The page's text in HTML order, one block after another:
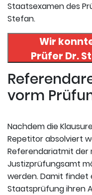
Staatsexamen des
Stefan.
Wir
Prüfer Dr.
uneserer
vorm
Nachdem die
Repetitor absolviert
Referendariatmit der
Justizprüfungsamt
werden. Damit findet
Staatsprüfung ihren